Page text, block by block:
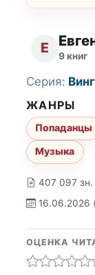
Е 9 книг
407 097 зн.
16.06.2026
Серия:
ЖАНРЫ
Попаданцы
Музыка
ОЦЕНКА